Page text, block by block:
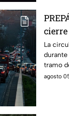
cierre
La
durante
tramo
agosto